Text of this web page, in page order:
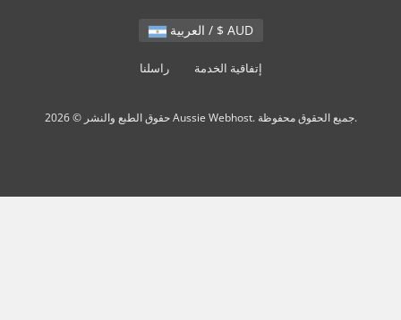
العربية / $ AUD
راسلنا إتفاقية الخدمة
حقوق الطبع والنشر © 2026 Aussie Webhost. جميع الحقوق محفوظة.